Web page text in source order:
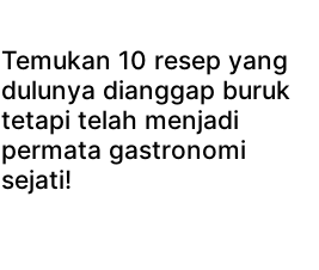
Temukan 10 resep yang
dulunya dianggap buruk
tetapi telah menjadi
permata gastronomi
sejati!